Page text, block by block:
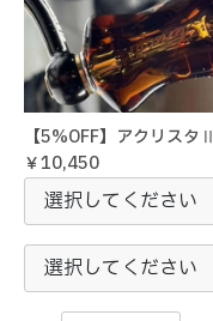
【5%OFF】アクリスタⅡ
￥10,450